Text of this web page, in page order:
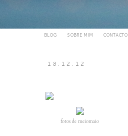
BLOG SOBRE MIM CONTACTO
18.12.12
fotos de meiomaio